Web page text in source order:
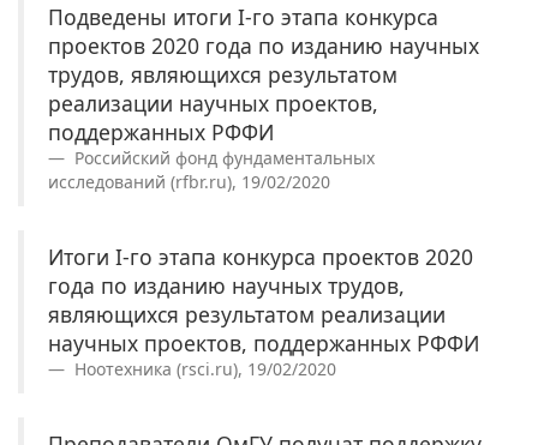
Подведены итоги I-го этапа конкурса
проектов 2020 года по изданию научных
трудов, являющихся результатом
реализации научных проектов,
поддержанных РФФИ
Российский фонд фундаментальных
исследований (rfbr.ru), 19/02/2020
Итоги I-го этапа конкурса проектов 2020
года по изданию научных трудов,
являющихся результатом реализации
научных проектов, поддержанных РФФИ
Ноотехника (rsci.ru), 19/02/2020